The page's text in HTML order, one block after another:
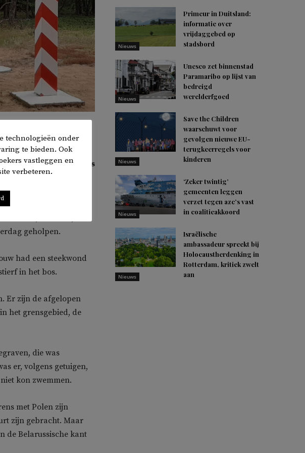
Polen, vlakbij de grens
ouders in het bos
Aid, een NGO, had
geholpen.
had een steekwond
in het bos.
Er zijn de afgelopen
het grensgebied, de
die was
er, volgens getuigen,
kon zwemmen.
met Polen zijn
zijn gebracht. Maar
de Belarussische kant
Nieuws
Primeur in Duitsland:
informatie over
vrijdaggebed op
stadsbord
Nieuws
Unesco zet binnenstad
Paramaribo op lijst van
bedreigd
werelderfgoed
Nieuws
Save the Children
waarschuwt voor
gevolgen nieuwe EU-
terugkeerregels voor
kinderen
Nieuws
‘Zeker twintig’
gemeenten leggen
verzet tegen azc’s vast
in coalitieakkoord
Nieuws
Israëlische
ambassadeur spreekt bij
Holocaustherdenking in
Rotterdam, kritiek zwelt
aan
technologieën onder
te bieden. Ook
vastleggen en
verbeteren.